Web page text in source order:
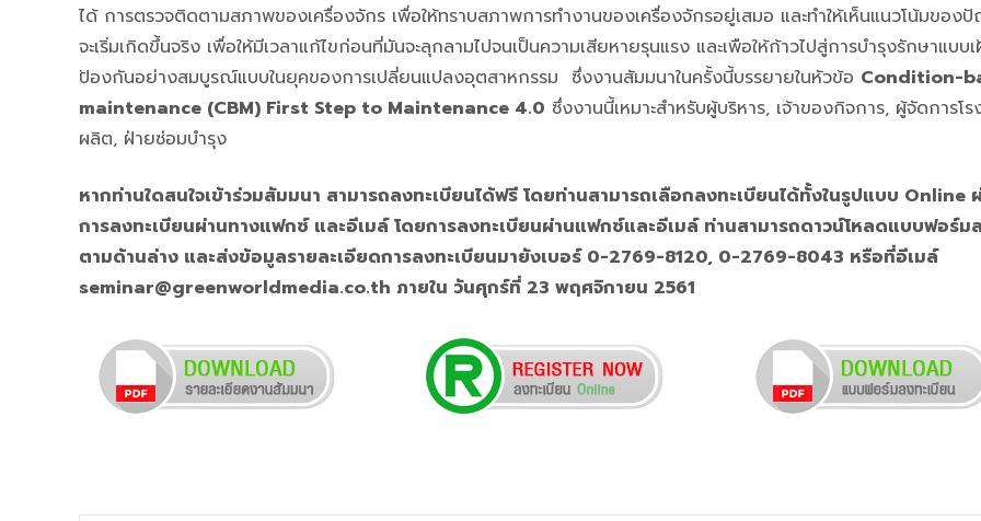
ได้ การตรวจติดตามสภาพของเครื่องจักร เพื่อให้ทราบสภาพการทำงานของเครื่องจักรอยู่เสมอ และทำให้เห็นแนวโน้มของ
จะเริ่มเกิดขึ้นจริง เพื่อให้มีเวลาแก้ไขก่อนที่มันจะลุกลามไปจนเป็นความเสียหายรุนแรง และเพือให้ก้าวไปสู่การบํารุงรักษาแบบเ
ป้องกันอย่างสมบูรณ์แบบในยุคของการเปลี่ยนแปลงอุตสาหกรรม ซึ่งงานสัมมนาในครั้งนี้บรรยายในหัวข้อ Condition-
maintenance (CBM) First Step to Maintenance 4.0 ซึ่งงานนี้เหมาะสำหรับผู้บริหาร, เจ้าของกิจการ, ผู้จัดการโ
ผลิต, ฝ่ายซ่อมบำรุง
หากท่านใดสนใจเข้าร่วมสัมมนา สามารถลงทะเบียนได้ฟรี โดยท่านสามารถเลือกลงทะเบียนได้ทั้งในรูปแบบ Online
การลงทะเบียนผ่านทางแฟกซ์ และอีเมล์ โดยการลงทะเบียนผ่านแฟกซ์และอีเมล์ ท่านสามารถดาวน์โหลดแบบฟอร์ม
ตามด้านล่าง และส่งข้อมูลรายละเอียดการลงทะเบียนมายังเบอร์ 0-2769-8120, 0-2769-8043 หรือที่อีเมล์
seminar@greenworldmedia.co.th ภายใน วันศุกร์ที่ 23 พฤศจิกายน 2561